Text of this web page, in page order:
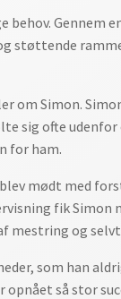
behov. Gennem
om Simon.
sig ofte udenfor
for ham.
mødt med
fik Simon
mestring og
som han
så stor